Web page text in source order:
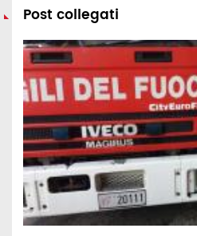
Post collegati